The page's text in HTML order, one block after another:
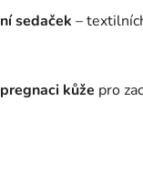
sedaček –
kůže pro